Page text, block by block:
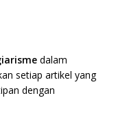
dalam
setiap artikel yang
dengan